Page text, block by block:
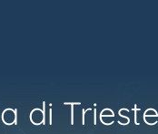
di Trieste